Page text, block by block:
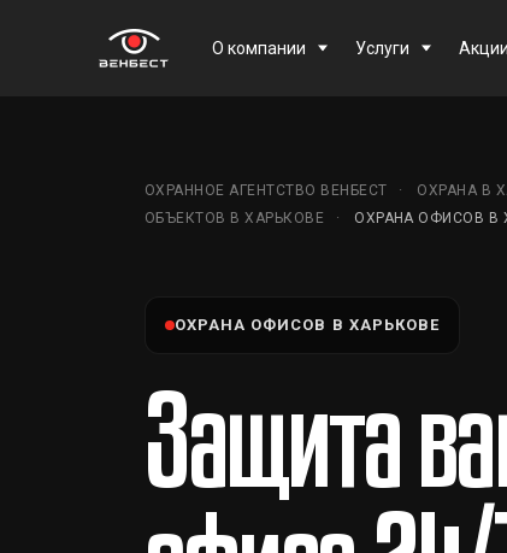
О компании Услуги Акции
ОХРАННОЕ АГЕНТСТВО ВЕНБЕСТ ОХРАНА В
ОБЪЕКТОВ В ХАРЬКОВЕ
ОХРАНА ОФИСОВ В
ОХРАНА ОФИСОВ В ХАРЬКОВЕ
Защита